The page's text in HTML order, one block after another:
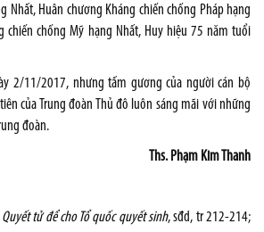
Nhất, Huân chương Kháng chiến chống Pháp hạng
chiến chống Mỹ hạng Nhất, Huy hiệu 75 năm tuổi
2/11/2017, nhưng tấm gương của người cán bộ
của Trung đoàn Thủ đô luôn sáng mãi với những
đoàn.
Ths. Phạm Kim Thanh
Quyết tử để cho Tổ quốc quyết sinh, sđd, tr 212-214;